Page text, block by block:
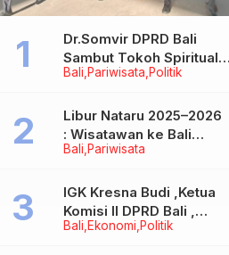
Bali Pariwisata Politik
Dr.Somvir DPRD Bali
Sambut Tokoh Spiritual
India Baba Bageshwar
Bali Pariwisata
Libur Nataru 2025–2026
: Wisatawan ke Bali
Meningkat, Isu Penurunan
Bali Ekonomi Politik
IGK Kresna Budi ,Ketua
Komisi II DPRD Bali ,
Angkat Bicara Soal